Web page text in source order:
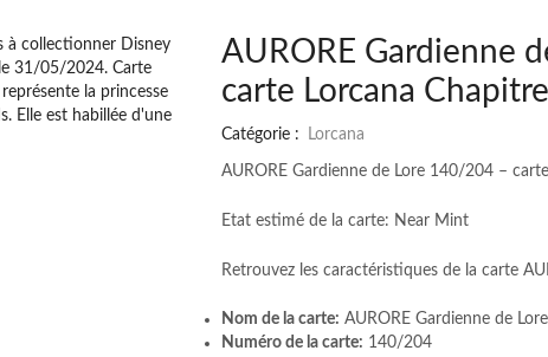
AURORE Gardienne
carte Lorcana
Catégorie : Lorcana
AURORE Gardienne de Lore 140/204 –
Etat estimé de la carte: Near Mint
Retrouvez les caractéristiques de la carte
Nom de la carte: AURORE Gardienne de Lore
Numéro de la carte: 140/204